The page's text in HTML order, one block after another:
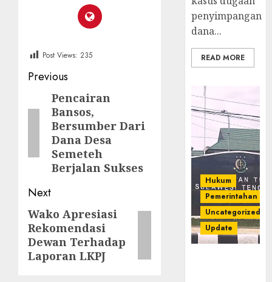
Post Views: 235
Post
navigation
Previous
Previous
post:
Pencairan
Bansos,
Bersumber Dari
Dana Desa
Semeteh
Berjalan Sukses
Next
Next
post:
Wako Apresiasi
Rekomendasi
Dewan Terhadap
Laporan LKPJ
penyimpangan
dana...
READ MORE
Hukum
Pemerintahan
Uncategorized
Update